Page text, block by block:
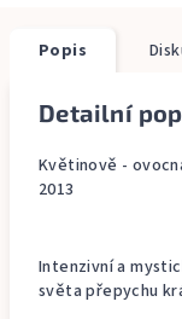
Popis
Detailní
Květinově -
2013
Intenzivní a
světa přepychu